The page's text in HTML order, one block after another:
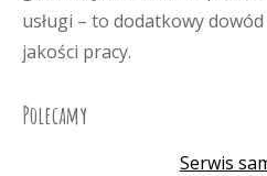
usługi – to dodatkowy
jakości pracy.
Polecamy
Serwis